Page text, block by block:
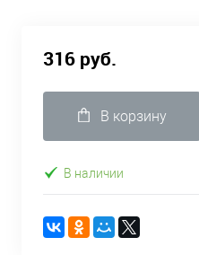
316 руб.
В корзину
В наличии